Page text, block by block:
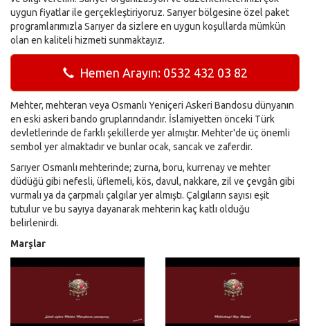
uygun fiyatlar ile gerçekleştiriyoruz. Sarıyer bölgesine özel paket
programlarımızla Sarıyer da sizlere en uygun koşullarda mümkün
olan en kaliteli hizmeti sunmaktayız.
Hemen Arayın: 0532 432 03 82
Mehter, mehteran veya Osmanlı Yeniçeri Askeri Bandosu dünyanın
en eski askeri bando gruplarındandır. İslamiyetten önceki Türk
devletlerinde de farklı şekillerde yer almıştır. Mehter'de üç önemli
sembol yer almaktadır ve bunlar ocak, sancak ve zaferdir.
Sarıyer Osmanlı mehterinde; zurna, boru, kurrenay ve mehter
düdüğü gibi nefesli, üflemeli, kös, davul, nakkare, zil ve çevgân gibi
vurmalı ya da çarpmalı çalgılar yer almıştı. Çalgıların sayısı eşit
tutulur ve bu sayıya dayanarak mehterin kaç katlı olduğu
belirlenirdi.
Marşlar